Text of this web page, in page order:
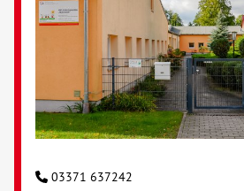
03371 637242